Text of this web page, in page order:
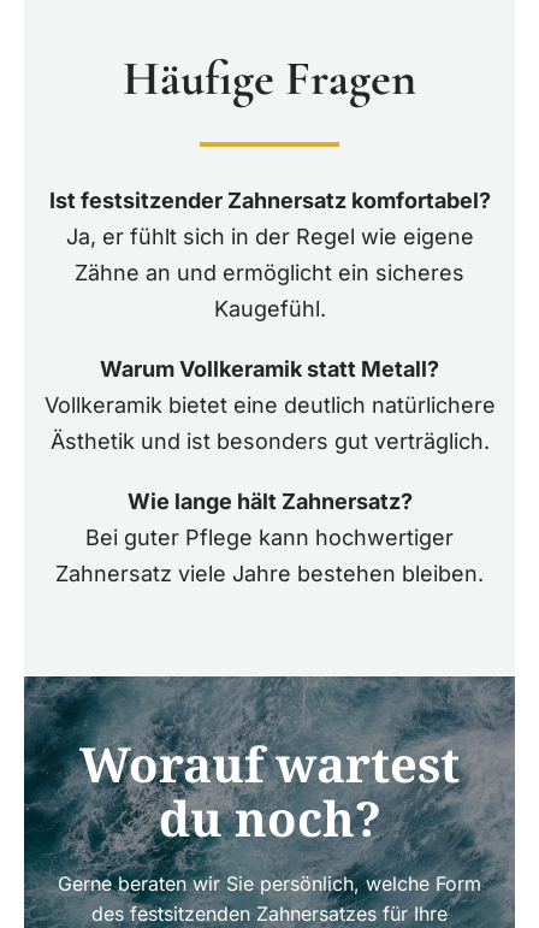
Häufige Fragen
Ist festsitzender Zahnersatz komfortabel?
Ja, er fühlt sich in der Regel wie eigene
Zähne an und ermöglicht ein sicheres
Kaugefühl.
Warum Vollkeramik statt Metall?
Vollkeramik bietet eine deutlich natürlichere
Ästhetik und ist besonders gut verträglich.
Wie lange hält Zahnersatz?
Bei guter Pflege kann hochwertiger
Zahnersatz viele Jahre bestehen bleiben.
Worauf wartest
du noch?
Gerne beraten wir Sie persönlich, welche Form
des festsitzenden Zahnersatzes für Ihre